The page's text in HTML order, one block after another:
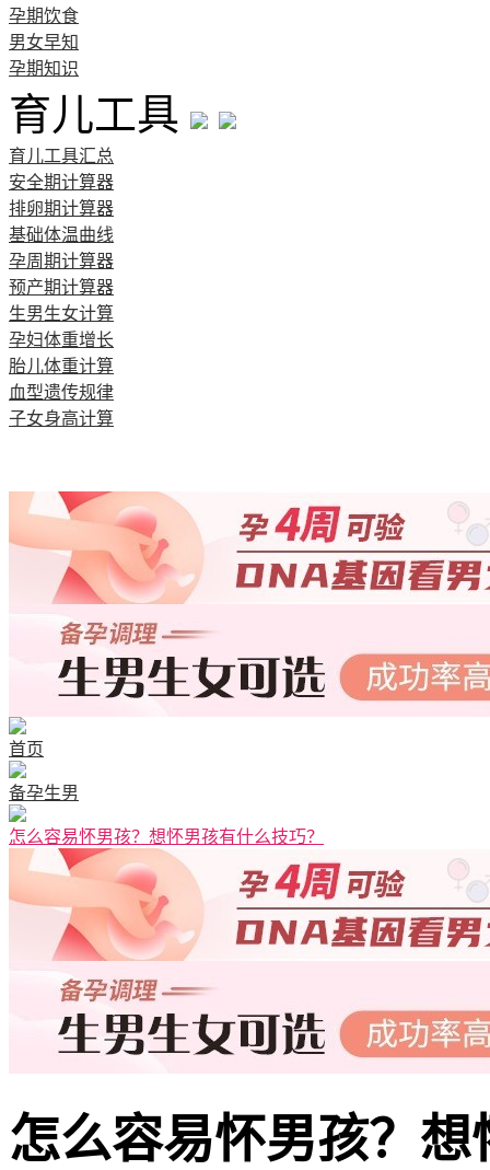
孕期饮食
男女早知
孕期知识
育儿工具
育儿工具汇总
安全期计算器
排卵期计算器
基础体温曲线
孕周期计算器
预产期计算器
生男生女计算
孕妇体重增长
胎儿体重计算
血型遗传规律
子女身高计算
首页
备孕生男
怎么容易怀男孩？想怀男孩有什么技巧？
怎么容易怀男孩？